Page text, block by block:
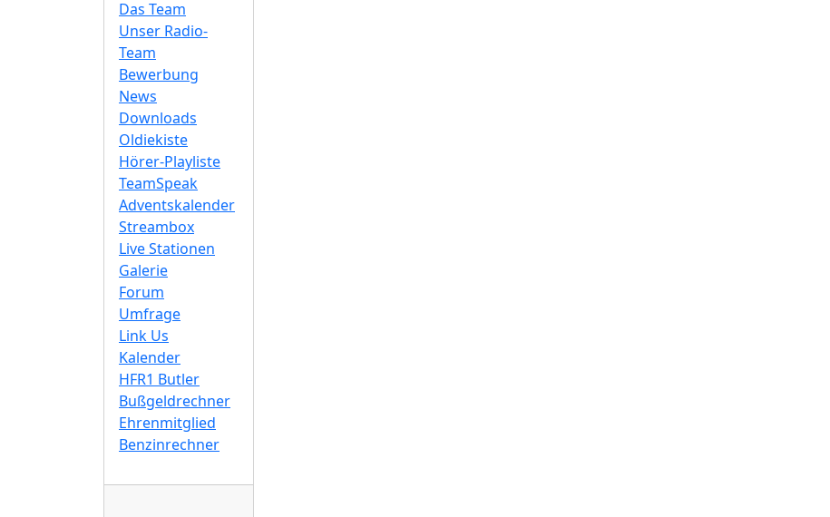
Das Team
Unser Radio-
Team
Bewerbung
News
Downloads
Oldiekiste
Hörer-Playliste
TeamSpeak
Adventskalender
Streambox
Live Stationen
Galerie
Forum
Umfrage
Link Us
Kalender
HFR1 Butler
Bußgeldrechner
Ehrenmitglied
Benzinrechner